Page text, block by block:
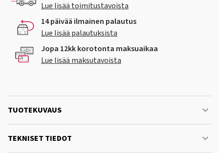
Lue lisää toimitustavoista
14 päivää ilmainen palautus
Lue lisää palautuksista
Jopa 12kk korotonta maksuaikaa
Lue lisää maksutavoista
TUOTEKUVAUS
TEKNISET TIEDOT